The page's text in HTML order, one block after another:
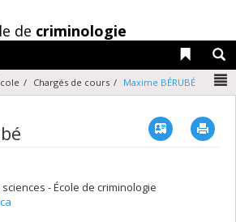
de criminologie
Liens
Chargés de cours Maxime BÉRUBÉ
Vcard
- École de criminologie